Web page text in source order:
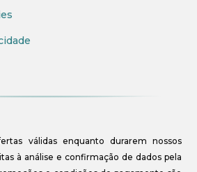
válidas enquanto durarem nossos
à análise e confirmação de dados pela